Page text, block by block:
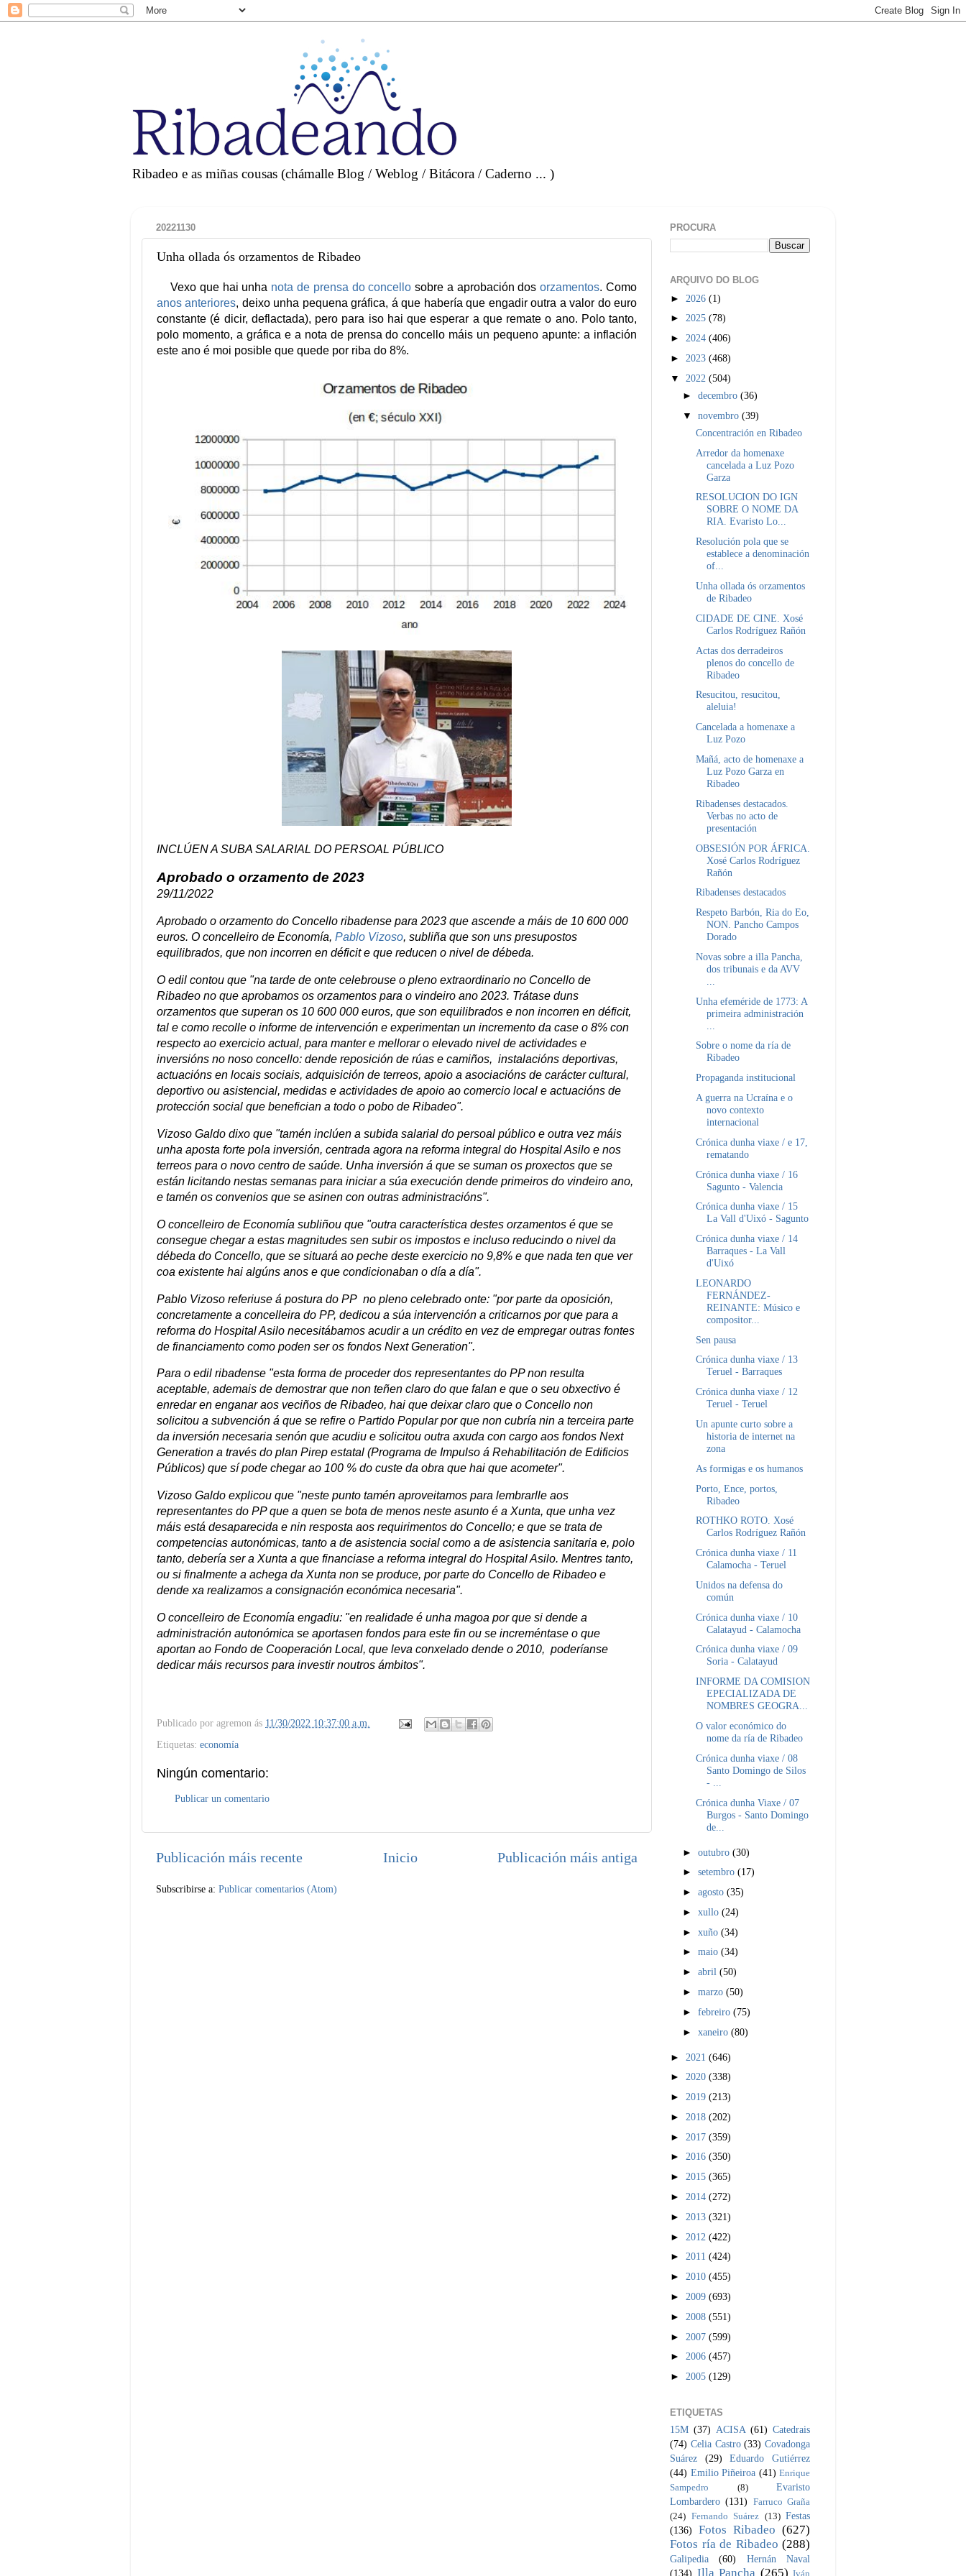
Ribadeo e as miñas cousas (chámalle Blog / Weblog / Bitácora / Caderno ... )
20221130
Unha ollada ós orzamentos de Ribadeo
Vexo que hai unha nota de prensa do concello sobre a aprobación dosorzamentos. Como
anos anteriores, deixo unha pequena gráfica, á que habería que engadir outra a valor do euro
constante (é dicir, deflactada), pero para iso hai que esperar a que remate o ano. Polo tanto,
polo momento, a gráfica e a nota de prensa do concello máis un pequeno apunte: a inflación
este ano é moi posible que quede por riba do 8%.
INCLÚEN A SUBA SALARIAL DO PERSOAL PÚBLICO
Aprobado o orzamento de 2023
29/11/2022
Aprobado o orzamento do Concello ribadense para 2023 que ascende a máis de 10 600 000
euros. O concelleiro de Economía, Pablo Vizoso, subliña que son uns presupostos
equilibrados, que non incorren en déficit e que reducen o nivel de débeda.
O edil contou que "na tarde de onte celebrouse o pleno extraordinario no Concello de
Ribadeo no que aprobamos os orzamentos para o vindeiro ano 2023. Trátase duns
orzamentos que superan os 10 600 000 euros, que son equilibrados e non incorren en déficit,
tal e como recolle o informe de intervención e experimentan un incremento da case o 8% con
respecto ao exercicio actual, para manter e mellorar o elevado nivel de actividades e
inversións no noso concello: dende reposición de rúas e camiños, instalacións deportivas,
actuacións en locais sociais, adquisición de terreos, apoio a asociacións de carácter cultural,
deportivo ou asistencial, medidas e actividades de apoio ao comercio local e actuacións de
protección social que benefician a todo o pobo de Ribadeo".
Vizoso Galdo dixo que "tamén inclúen a subida salarial do persoal público e outra vez máis
unha aposta forte pola inversión, centrada agora na reforma integral do Hospital Asilo e nos
terreos para o novo centro de saúde. Unha inversión á que se suman os proxectos que se
están licitando nestas semanas para iniciar a súa execución dende primeiros do vindeiro ano,
e tamén os convenios que se asinen con outras administracións".
O concelleiro de Economía subliñou que "outra característica destes orzamentos é que se
consegue chegar a estas magnitudes sen subir os impostos e incluso reducindo o nivel da
débeda do Concello, que se situará ao peche deste exercicio no 9,8% e que nada ten que ver
coa existente hai algúns anos e que condicionaban o día a día".
Pablo Vizoso referiuse á postura do PP no pleno celebrado onte: "por parte da oposición,
concretamente a concelleira do PP, dedicou a súa intervención a criticarnos por que para a
reforma do Hospital Asilo necesitábamos acudir a un crédito en vez de empregar outras fontes
de financiamento como poden ser os fondos Next Generation".
Para o edil ribadense "esta forma de proceder dos representantes do PP non resulta
aceptable, ademais de demostrar que non teñen claro do que falan e que o seu obxectivo é
enredar en enganar aos veciños de Ribadeo, hai que deixar claro que o Concello non
solicitou a subvención á que se refire o Partido Popular por que non cubría nin a terceira parte
da inversión necesaria senón que acudiu e solicitou outra axuda con cargo aos fondos Next
Generation a través do plan Pirep estatal (Programa de Impulso á Rehabilitación de Edificios
Públicos) que sí pode chegar ao 100 % do custe da obra que hai que acometer".
Vizoso Galdo explicou que "neste punto tamén aproveitamos para lembrarlle aos
representantes do PP que a quen se bota de menos neste asunto é a Xunta, que unha vez
máis está desaparecida e nin resposta aos requirimentos do Concello; e que se trata de
competencias autonómicas, tanto a de asistencia social como a de asistencia sanitaria e, polo
tanto, debería ser a Xunta a que financiase a reforma integral do Hospital Asilo. Mentres tanto,
ou si finalmente a achega da Xunta non se produce, por parte do Concello de Ribadeo e
dende xa realizamos a consignación económica necesaria".
O concelleiro de Economía engadiu: "en realidade é unha magoa por que si dende a
administración autonómica se aportasen fondos para este fin ou se increméntase o que
aportan ao Fondo de Cooperación Local, que leva conxelado dende o 2010, poderíanse
dedicar máis recursos para investir noutros ámbitos".
Publicado por agremon ás 11/30/2022 10:37:00 a.m.
Etiquetas: economía
Ningún comentario:
Publicar un comentario
Publicación máis recente Publicación máis antiga
Inicio
Subscribirse a: Publicar comentarios (Atom)
PROCURA
ARQUIVO DO BLOG
► 2026 (1)
► 2025 (78)
► 2024 (406)
► 2023 (468)
▼ 2022 (504)
►decembro(36)
▼novembro(39)
Concentración en Ribadeo
Arredor da homenaxe
cancelada a Luz Pozo
Garza
RESOLUCION DO IGN
SOBRE O NOME DA
RIA. Evaristo Lo...
Resolución pola que se
establece a denominación
of...
Unha ollada ós orzamentos
de Ribadeo
CIDADE DE CINE. Xosé
Carlos Rodríguez Rañón
Actas dos derradeiros
plenos do concello de
Ribadeo
Resucitou, resucitou,
aleluia!
Cancelada a homenaxe a
Luz Pozo
Mañá, acto de homenaxe a
Luz Pozo Garza en
Ribadeo
Ribadenses destacados.
Verbas no acto de
presentación
OBSESIÓN POR ÁFRICA.
Xosé Carlos Rodríguez
Rañón
Ribadenses destacados
Respeto Barbón, Ria do Eo,
NON. Pancho Campos
Dorado
Novas sobre a illa Pancha,
dos tribunais e da AVV
Unha efeméride de 1773: A
primeira administración
Sobre o nome da ría de
Ribadeo
Propaganda institucional
A guerra na Ucraína e o
novo contexto
internacional
Crónica dunha viaxe / e 17,
rematando
Crónica dunha viaxe / 16
Sagunto - Valencia
Crónica dunha viaxe / 15
La Vall d'Uixó - Sagunto
Crónica dunha viaxe / 14
Barraques - La Vall
d'Uixó
LEONARDO
FERNÁNDEZ-
REINANTE: Músico e
compositor...
Sen pausa
Crónica dunha viaxe / 13
Teruel - Barraques
Crónica dunha viaxe / 12
Teruel - Teruel
Un apunte curto sobre a
historia de internet na
zona
As formigas e os humanos
Porto, Ence, portos,
Ribadeo
ROTHKO ROTO. Xosé
Carlos Rodríguez Rañón
Crónica dunha viaxe / 11
Calamocha - Teruel
Unidos na defensa do
común
Crónica dunha viaxe / 10
Calatayud - Calamocha
Crónica dunha viaxe / 09
Soria - Calatayud
INFORME DA COMISION
EPECIALIZADA DE
NOMBRES GEOGRA...
O valor económico do
nome da ría de Ribadeo
Crónica dunha viaxe / 08
Santo Domingo de Silos
- ...
Crónica dunha Viaxe / 07
Burgos - Santo Domingo
de...
►outubro(30)
►setembro(17)
►agosto(35)
►xullo(24)
►xuño(34)
►maio(34)
►abril(50)
►marzo(50)
►febreiro(75)
►xaneiro(80)
► 2021 (646)
► 2020 (338)
► 2019 (213)
► 2018 (202)
► 2017 (359)
► 2016 (350)
► 2015 (365)
► 2014 (272)
► 2013 (321)
► 2012 (422)
► 2011 (424)
► 2010 (455)
► 2009 (693)
► 2008 (551)
► 2007 (599)
► 2006 (457)
► 2005 (129)
ETIQUETAS
15M (37) ACISA (61) Catedrais
(74) Celia Castro (33) Covadonga
Suárez
(29)
Eduardo Gutiérrez
(44) Emilio Piñeiroa (41) Enrique
Sampedro
(8)
Evaristo
Lombardero (131) Farruco Graña
(24) Fernando Suárez (13) Festas
(136)
Fotos Ribadeo (627)
Fotos ría de Ribadeo (288)
Galipedia (60)
Hernán Naval
(134) Illa Pancha (265) Iván